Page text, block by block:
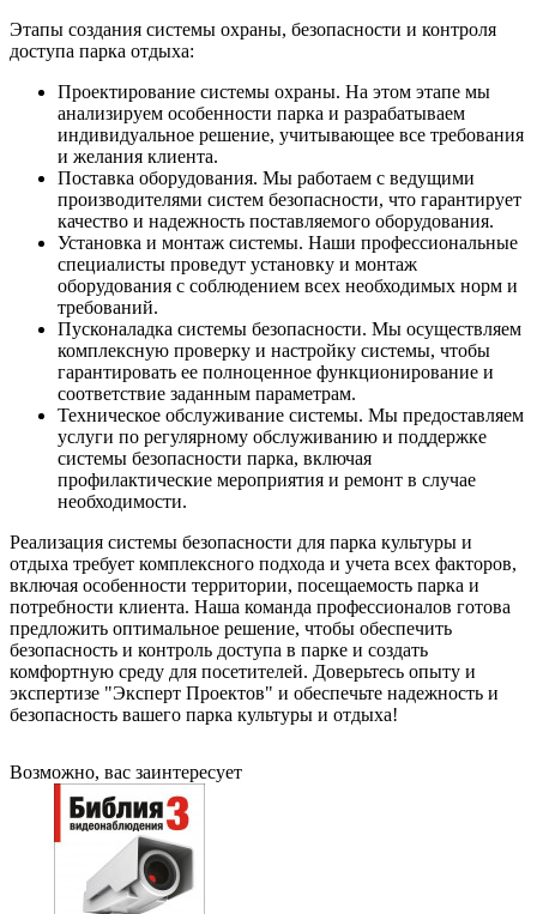
Этапы создания системы охраны, безопасности и контроля
доступа парка отдыха:
Проектирование системы охраны. На этом этапе мы
анализируем особенности парка и разрабатываем
индивидуальное решение, учитывающее все требования
и желания клиента.
Поставка оборудования. Мы работаем с ведущими
производителями систем безопасности, что гарантирует
качество и надежность поставляемого оборудования.
Установка и монтаж системы. Наши профессиональные
специалисты проведут установку и монтаж
оборудования с соблюдением всех необходимых норм и
требований.
Пусконаладка системы безопасности. Мы осуществляем
комплексную проверку и настройку системы, чтобы
гарантировать ее полноценное функционирование и
соответствие заданным параметрам.
Техническое обслуживание системы. Мы предоставляем
услуги по регулярному обслуживанию и поддержке
системы безопасности парка, включая
профилактические мероприятия и ремонт в случае
необходимости.
Реализация системы безопасности для парка культуры и
отдыха требует комплексного подхода и учета всех факторов,
включая особенности территории, посещаемость парка и
потребности клиента. Наша команда профессионалов готова
предложить оптимальное решение, чтобы обеспечить
безопасность и контроль доступа в парке и создать
комфортную среду для посетителей. Доверьтесь опыту и
экспертизе "Эксперт Проектов" и обеспечьте надежность и
безопасность вашего парка культуры и отдыха!
Возможно, вас заинтересует